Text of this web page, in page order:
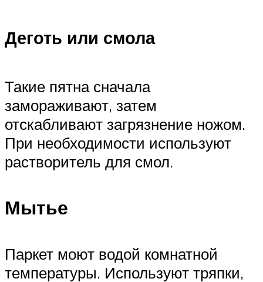
Деготь или смола
Такие пятна сначала
замораживают, затем
отскабливают загрязнение ножом.
При необходимости используют
растворитель для смол.
Мытье
Паркет моют водой комнатной
температуры. Используют тряпки,